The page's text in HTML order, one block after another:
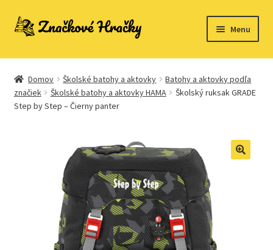
Preskočiť
Preskočiť
Menu
Domovská stránka
Kontakt
Domov Školské batohy a aktovky
Batohy a aktovky podľa
značiek
Školské batohy a aktovky HAMA
Školský ruksak GRADE
Step by Step – Čierny panter